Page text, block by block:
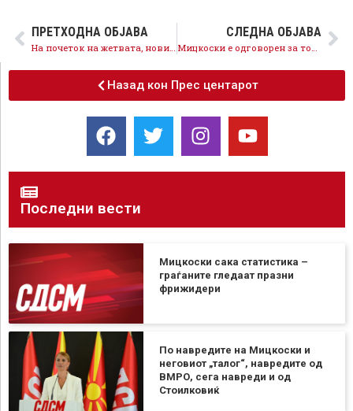
ПРЕТХОДНА ОБЈАВА СЛЕДНА ОБЈАВА
Назад кон Прес центарот
Последни вести
Мицкоски сака статистика –
граѓаните гледаат празни
фрижидери
По навредите на Мицкоски и
неговиот „талог“, навредите од
ВМРО, сега навреди и од
Стоилковиќ